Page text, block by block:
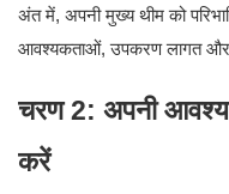
अंत में, अपनी मुख्य थीम को
आवश्यकताओं, उपकरण लागत और
चरण 2: अपनी
करें